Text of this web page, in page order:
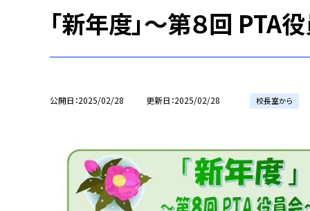
「新年度」～第８回 PTA
公開日 2025/02/28 更新日 2025/02/28 校長室から